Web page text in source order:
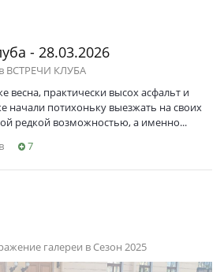
- 28.03.2026
ВСТРЕЧИ КЛУБА
весна, практически высох асфальт и
начали потихоньку выезжать на своих
редкой возможностью, а именно...
7
галереи в Сезон 2025